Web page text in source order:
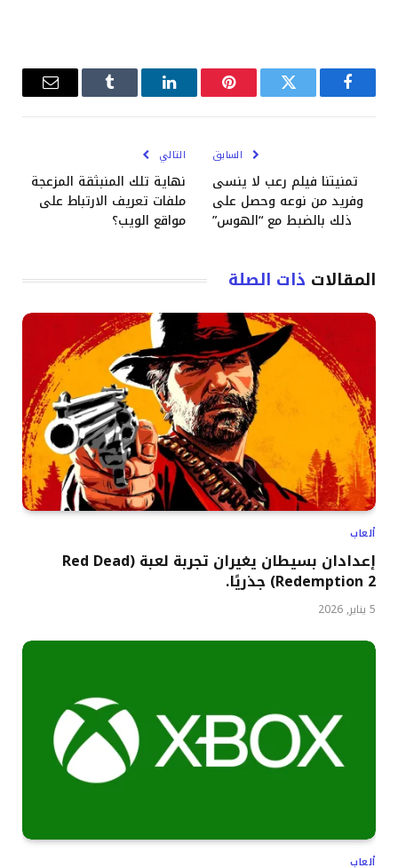
فيسبوكتويتر بينتيريستلينكدإن Tumblrالبريد
السابق
تمنيتنا فيلم رعب لا ينسى
وفريد ​​من نوعه وحصل على
ذلك بالضبط مع “الهوس”
التالي
نهاية تلك المنبثقة المزعجة
ملفات تعريف الارتباط على
مواقع الويب؟
المقالات ذات الصلة
ألعاب
إعدادان بسيطان يغيران تجربة لعبة (Red Dead
Redemption 2) جذريًا.
5 يناير, 2026
ألعاب